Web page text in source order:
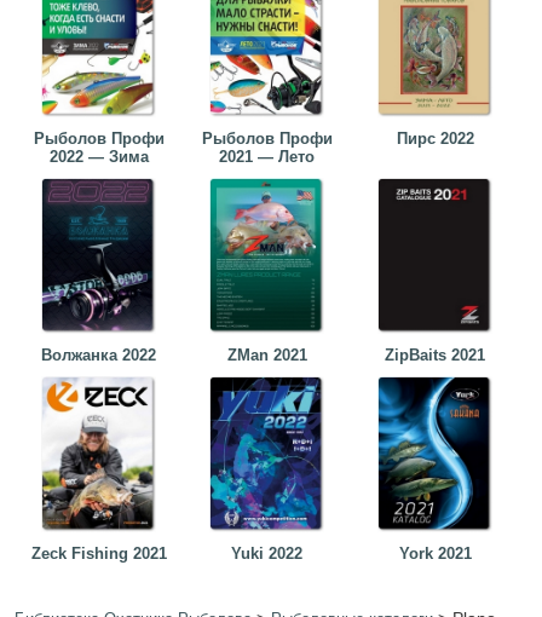
Рыболов Профи
2022 — Зима
Рыболов Профи
2021 — Лето
Пирс 2022
Волжанка 2022 ZMan 2021 ZipBaits 2021
Zeck Fishing 2021 Yuki 2022 York 2021